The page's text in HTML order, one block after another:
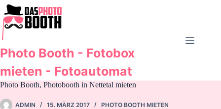
Zum
Inhalt
springen
Photo Booth - Fotobox
mieten - Fotoautomat
Photo Booth, Photobooth in Nettetal mieten
ADMIN 15. MÄRZ 2017 PHOTO BOOTH MIETEN